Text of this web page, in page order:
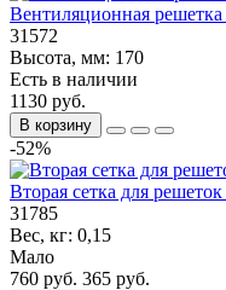
Вентиляционная
31572
Высота, мм: 170
Есть в наличии
1130 руб.
В корзину
-52%
Вторая сетка для
31785
Вес, кг: 0,15
Мало
760 руб. 365 руб.